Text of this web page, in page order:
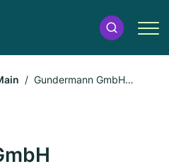
Gundermann GmbH